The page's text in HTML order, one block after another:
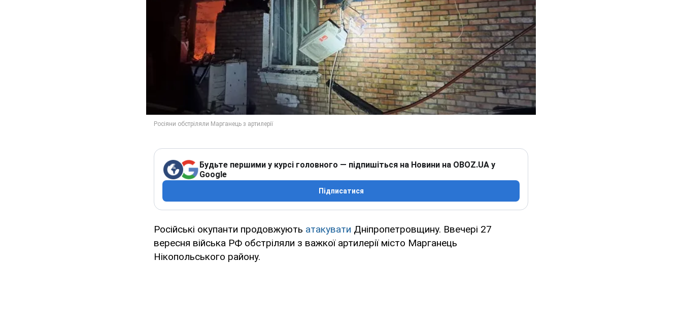
Будьте першими у курсі головного — підпишіться на Новини на OBOZ.UA у
Google
Підписатися
Російські окупанти продовжують атакувати Дніпропетровщину. Ввечері 27
вересня війська РФ обстріляли з важкої артилерії місто Марганець
Нікопольського району.